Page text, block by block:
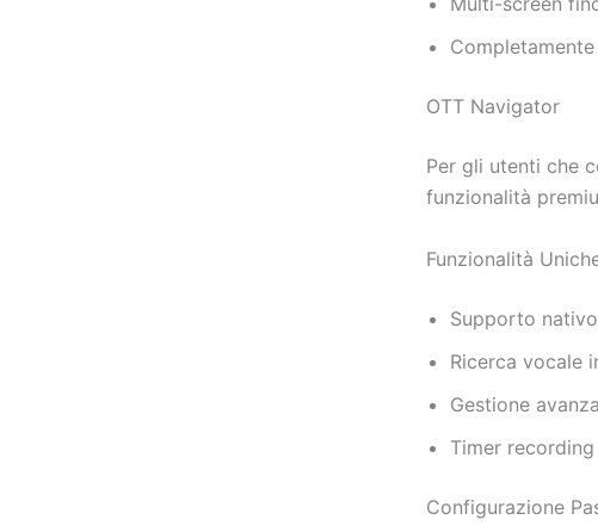
OTT Navigator
Per gli utenti che
funzionalità
Funzionalità
Supporto
Ricerca vocale
Gestione
Timer
Configurazione